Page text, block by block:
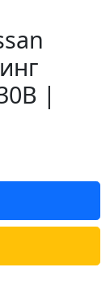
|